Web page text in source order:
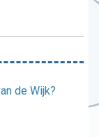
de Wijk?